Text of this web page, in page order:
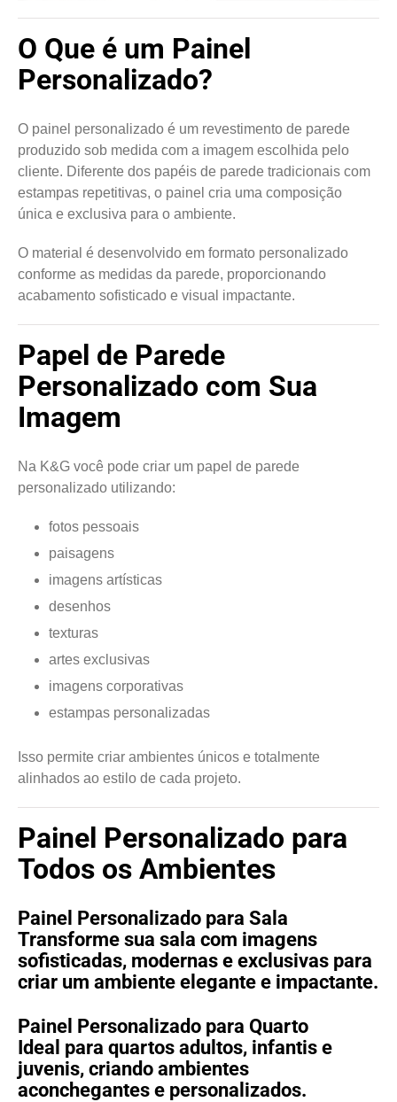
O Que é um Painel
Personalizado?
O painel personalizado é um revestimento de parede
produzido sob medida com a imagem escolhida pelo
cliente. Diferente dos papéis de parede tradicionais com
estampas repetitivas, o painel cria uma composição
única e exclusiva para o ambiente.
O material é desenvolvido em formato personalizado
conforme as medidas da parede, proporcionando
acabamento sofisticado e visual impactante.
Papel de Parede
Personalizado com Sua
Imagem
Na K&G você pode criar um papel de parede
personalizado utilizando:
fotos pessoais
paisagens
imagens artísticas
desenhos
texturas
artes exclusivas
imagens corporativas
estampas personalizadas
Isso permite criar ambientes únicos e totalmente
alinhados ao estilo de cada projeto.
Painel Personalizado para
Todos os Ambientes
Painel Personalizado para Sala
Transforme sua sala com imagens
sofisticadas, modernas e exclusivas para
criar um ambiente elegante e impactante.
Painel Personalizado para Quarto
Ideal para quartos adultos, infantis e
juvenis, criando ambientes
aconchegantes e personalizados.